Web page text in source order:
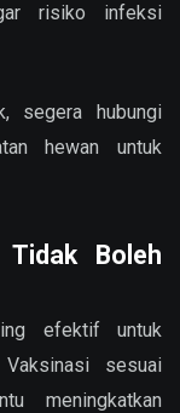
risiko infeksi
segera hubungi
hewan untuk
Tidak Boleh
efektif untuk
sesuai
meningkatkan